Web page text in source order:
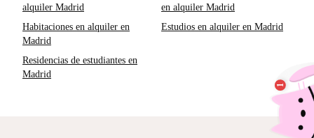
alquiler Madrid
en alquiler Madrid
Habitaciones en alquiler en
Madrid
Estudios en alquiler en Madrid
Residencias de estudiantes en
Madrid